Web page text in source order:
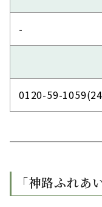
-
0120-59-
「神路ふれ